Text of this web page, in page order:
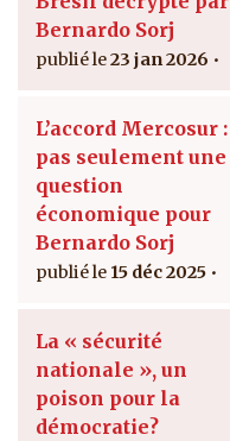
Bernardo Sorj
23 jan 2026
L’accord Mercosur :
pas seulement une
question
économique pour
Bernardo Sorj
15 déc 2025
La « sécurité
nationale », un
poison pour la
démocratie?